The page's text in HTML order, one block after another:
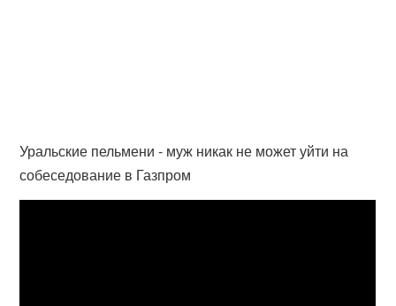
Уральские пельмени - муж никак не может уйти на
собеседование в Газпром